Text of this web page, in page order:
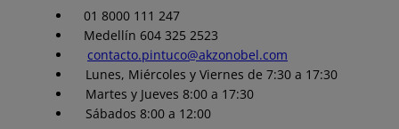
01 8000 111 247
Medellín 604 325 2523
contacto.pintuco@akzonobel.com
Lunes, Miércoles y Viernes de 7:30 a 17:30
Martes y Jueves 8:00 a 17:30
Sábados 8:00 a 12:00